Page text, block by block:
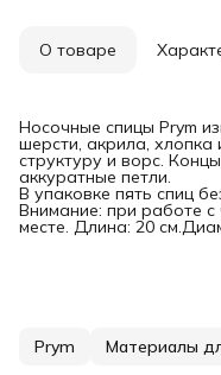
О товаре
Носочные спицы Prym
шерсти, акрила,
структуру и ворс.
аккуратные петли.
В упаковке пять спиц
Внимание: при работе
месте. Длина: 20
Prym Материалы